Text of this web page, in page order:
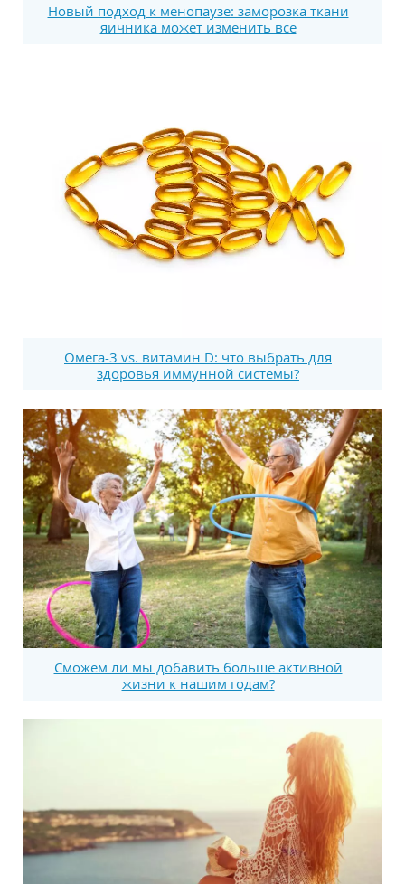
Новый подход к менопаузе: заморозка ткани
яичника может изменить все
Омега-3 vs. витамин D: что выбрать для
здоровья иммунной системы?
Сможем ли мы добавить больше активной
жизни к нашим годам?